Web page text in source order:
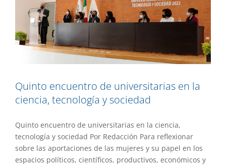
Quinto encuentro de universitarias en la
ciencia, tecnología y sociedad
Quinto encuentro de universitarias en la ciencia,
tecnología y sociedad Por Redacción Para reflexionar
sobre las aportaciones de las mujeres y su papel en los
espacios políticos, científicos, productivos, económicos y